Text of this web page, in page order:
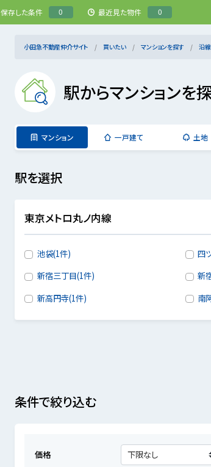
保存した条件 0 最近見た物件 0
小田急不動産仲介サイト 買いたい マンションを探す 沿
駅からマンションを
マンション 一戸建て 土地
駅を選択
東京メトロ丸ノ内線
池袋(1件) 四
新宿三丁目(1件)
新
新高円寺(1件)
南
条件で絞り込む
価格